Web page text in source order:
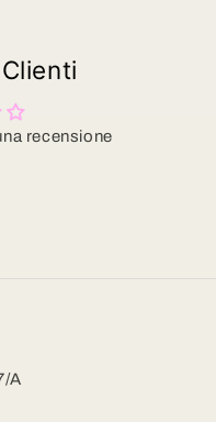
recensione
A